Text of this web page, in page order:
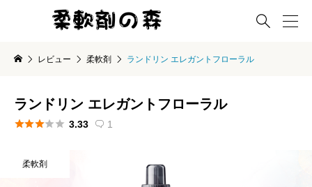

レビュー 柔軟剤 ランドリン エレガントフローラル
ランドリン エレガントフローラル
 3.33  1
柔軟剤